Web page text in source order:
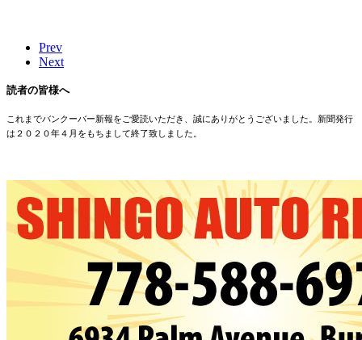
Prev
Next
読者の皆様へ
これまでバンクーバー新報をご愛読いただき、誠にありがとうございました。新聞発行
は２０２０年４月をもちまして終了致しました。